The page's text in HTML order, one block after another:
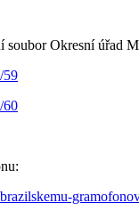
soubor Okresní úřad
59
60